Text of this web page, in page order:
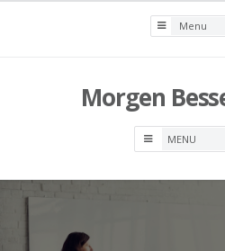
Morgen